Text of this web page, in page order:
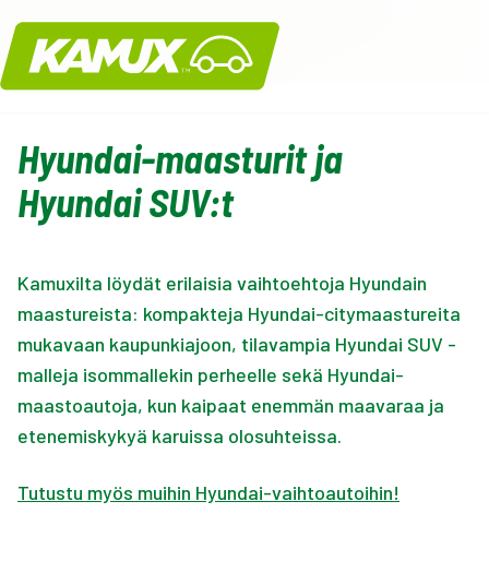
Kamux
Hyundai-maasturit ja
Hyundai SUV:t
Kamuxilta löydät erilaisia vaihtoehtoja Hyundain
maastureista: kompakteja Hyundai-citymaastureita
mukavaan kaupunkiajoon, tilavampia Hyundai SUV -
malleja isommallekin perheelle sekä Hyundai-
maastoautoja, kun kaipaat enemmän maavaraa ja
etenemiskykyä karuissa olosuhteissa.
Tutustu myös muihin Hyundai-vaihtoautoihin!